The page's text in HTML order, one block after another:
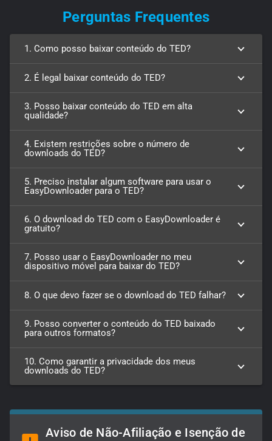
Perguntas Frequentes
1. Como posso baixar conteúdo do TED?
2. É legal baixar conteúdo do TED?
3. Posso baixar conteúdo do TED em alta
qualidade?
4. Existem restrições sobre o número de
downloads do TED?
5. Preciso instalar algum software para usar o
EasyDownloader para o TED?
6. O download do TED com o EasyDownloader é
gratuito?
7. Posso usar o EasyDownloader no meu
dispositivo móvel para baixar do TED?
8. O que devo fazer se o download do TED falhar?
9. Posso converter o conteúdo do TED baixado
para outros formatos?
10. Como garantir a privacidade dos meus
downloads do TED?
Aviso de Não-Afiliação e Isenção de